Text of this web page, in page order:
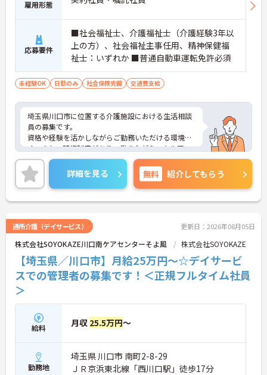
雇用形態
応募要件
■社会福祉士、介護福祉士（介護経験3年以
上の方）、社会福祉主事任用、精神保健福
祉士：いずれか ■普通自動車運転免許必須
未経験OK 日勤のみ 社会保険完備 交通費支給
埼玉県川口市に位置する介護施設における生活相談
員の募集です。
資格や経験を活かしながらご勤務いただける環境で
す。また、研修制度があり、働きながらスキルアッ
プが目指せる環境です。
ご興味のある方には、面接対策ポイントなど、さら
に詳細をご案内しますのでお気軽にご相談くださ
い！
詳細を見る 無料 紹介してもらう
通所介護（デイサービス） 更新日：2026年08月05日
株式会社SOYOKAZE川口南ケアセンターそよ風 株式会社SOYOKAZE
【埼玉県／川口市】月給25万円～☆デイサービ
スでの管理者の募集です！＜正規フルタイム社員
＞
給料 月収 25.5万円～
勤務地
埼玉県 川口市 南町2-8-29
ＪＲ京浜東北線「西川口駅」徒歩17分